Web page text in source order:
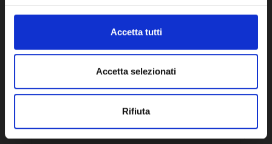
Accetta tutti
Accetta selezionati
Rifiuta